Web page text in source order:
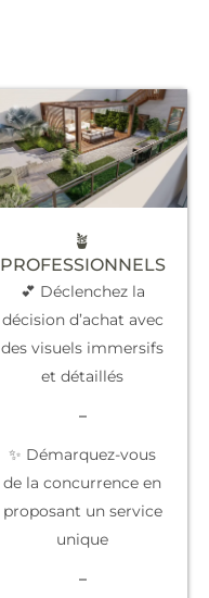
🪴
PROFESSIONNELS
💕 Déclenchez la
décision d’achat avec
des visuels immersifs
et détaillés
–
✨ Démarquez-vous
de la concurrence en
proposant un service
unique
–